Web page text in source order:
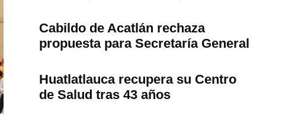
Cabildo de Acatlán rechaza
propuesta para Secretaría General
Huatlatlauca recupera su Centro
de Salud tras 43 años